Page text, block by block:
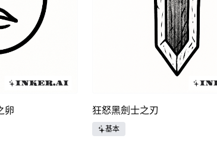
卵 狂怒黑劍士之刃
基本